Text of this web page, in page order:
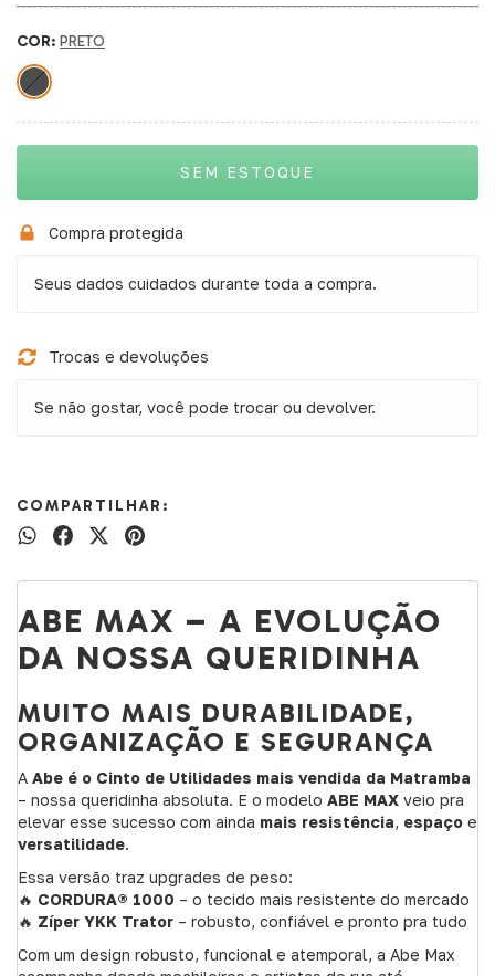
COR: PRETO
Compra protegida
Seus dados cuidados durante toda a compra.
Trocas e devoluções
Se não gostar, você pode trocar ou devolver.
COMPARTILHAR:
ABE MAX – A EVOLUÇÃO
DA NOSSA QUERIDINHA
MUITO MAIS DURABILIDADE,
ORGANIZAÇÃO E SEGURANÇA
A Abe é o Cinto de Utilidades mais vendida da Matramba
– nossa queridinha absoluta. E o modelo ABE MAX veio pra
elevar esse sucesso com ainda mais resistência, espaço e
versatilidade.
Essa versão traz upgrades de peso:
🔥 CORDURA® 1000 – o tecido mais resistente do mercado
🔥 Zíper YKK Trator – robusto, confiável e pronto pra tudo
Com um design robusto, funcional e atemporal, a Abe Max